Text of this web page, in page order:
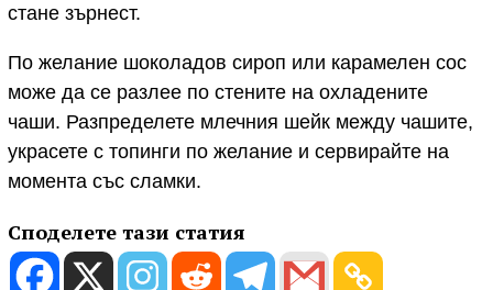
стане зърнест.
По желание шоколадов сироп или карамелен сос
може да се разлее по стените на охладените
чаши. Разпределете млечния шейк между чашите,
украсете с топинги по желание и сервирайте на
момента със сламки.
Споделете тази статия